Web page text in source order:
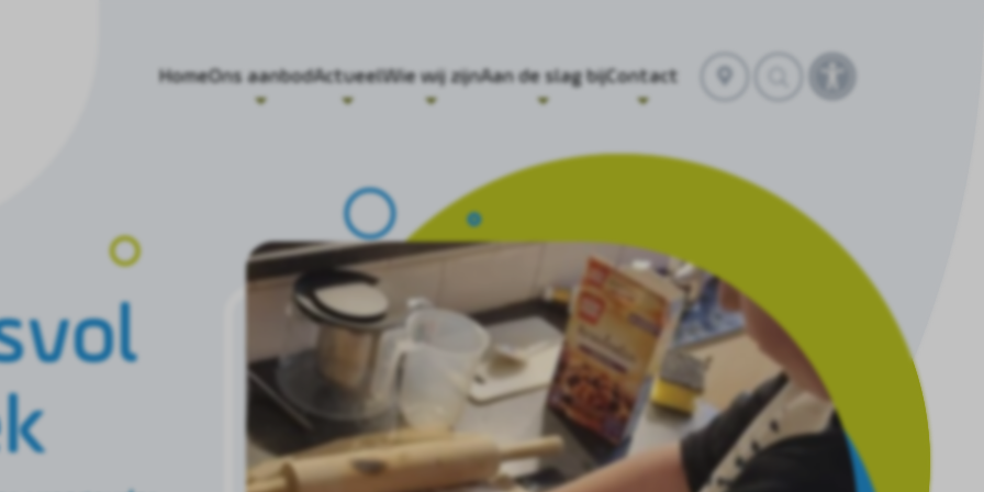
HomeOns aanbodActueelWie wij zijnAan de slag bijContact
Selecteer